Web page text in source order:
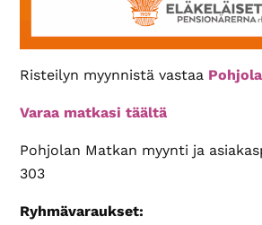
Risteilyn myynnistä vastaa
Varaa matkasi täältä
Pohjolan Matkan myynti ja
303
Ryhmävaraukset: